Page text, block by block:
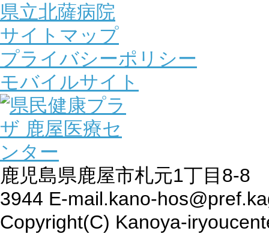
県立北薩病院
サイトマップ
プライバシーポリシー
モバイルサイト
鹿児島県鹿屋市札元1丁目8-8
3944 E-mail.kano-
Copyright(C) Kanoya-